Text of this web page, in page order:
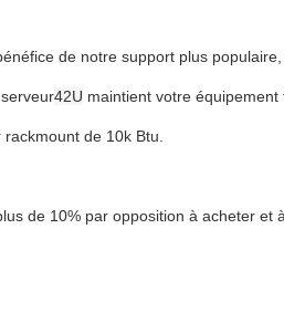
de notre support plus
42U maintient votre
de 10k Btu.
de 10% par opposition à acheter